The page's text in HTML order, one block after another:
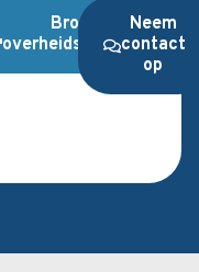
Brochure
overheidsopdrachten
Neem
contact
op